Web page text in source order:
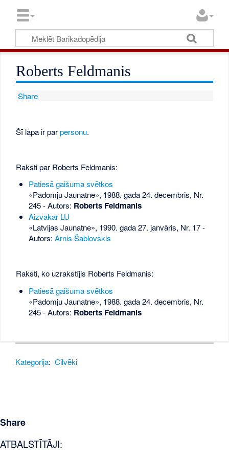
Roberts Feldmanis
Share
Šī lapa ir parpersonu.
Raksti par Roberts Feldmanis:
Patiesā gaišuma svētkos
«Padomju Jaunatne», 1988. gada 24. decembris, Nr.
245- Autors: Roberts Feldmanis
Aizvakar LU
«Latvijas Jaunatne», 1990. gada 27. janvāris, Nr. 17-
Autors: Arnis Šablovskis
Raksti, ko uzrakstījis Roberts Feldmanis:
Patiesā gaišuma svētkos
«Padomju Jaunatne», 1988. gada 24. decembris, Nr.
245- Autors: Roberts Feldmanis
Kategorija: Cilvēki
Share
ATBALSTĪTĀJI: